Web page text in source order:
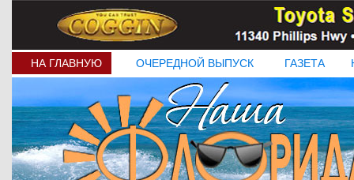
НА ГЛАВНУЮ ОЧЕРЕДНОЙ ВЫПУСК ГАЗЕТА